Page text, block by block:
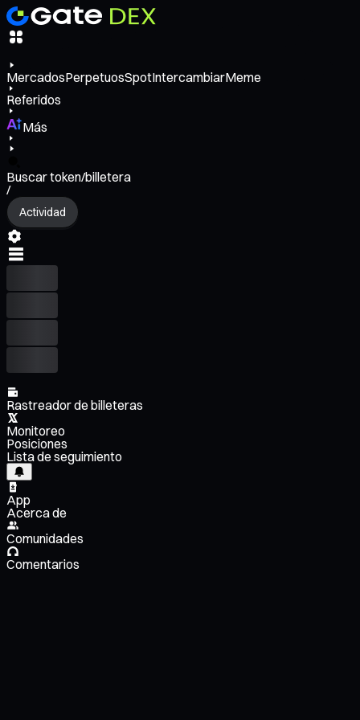
MercadosPerpetuosSpotIntercambiarMeme
Referidos
Más
Buscar token/billetera
/
Actividad
Rastreador de billeteras
Monitoreo
Posiciones
Lista de seguimiento
App
Acerca de
Comunidades
Comentarios